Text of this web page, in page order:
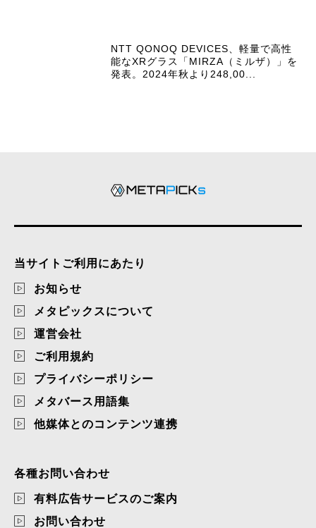
NTT QONOQ DEVICES、軽量で高性
能なXRグラス「MIRZA（ミルザ）」を
発表。2024年秋より248,00...
当サイトご利用にあたり
お知らせ
メタピックスについて
運営会社
ご利用規約
プライバシーポリシー
メタバース用語集
他媒体とのコンテンツ連携
各種お問い合わせ
有料広告サービスのご案内
お問い合わせ